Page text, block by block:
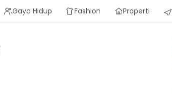
Gaya Hidup Fashion Properti